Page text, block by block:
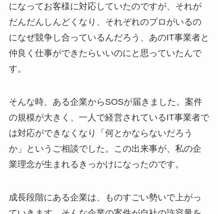
になってお客様に対応していたのですが、それが
だんだんしんどくなり、それぞれのプロがいるの
になぜ競争し合っているんだろう、あのIT事業者と
仲良く仕事ができたらいいのにと思っていたんで
す。
そんな時、ある企業からSOSが届きました。案件
の規模が大きく、一人で経営されているIT事業者で
は対応ができなくなり「何とかならないだろう
か」というご相談でした。この出来事が、私の企
業理念が生まれるきっかけになったのです。
成長段階にある企業は、ものすごい勢いで上がっ